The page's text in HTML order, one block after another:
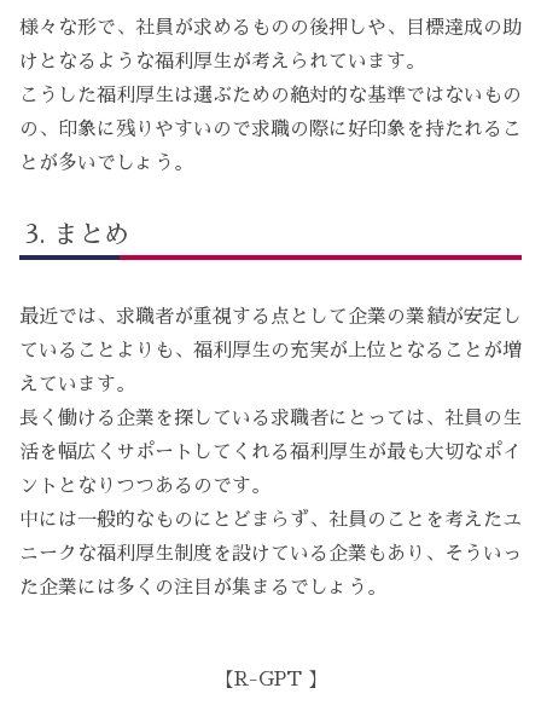
様々な形で、社員が求めるものの後押しや、目標達成の助
けとなるような福利厚生が考えられています。
こうした福利厚生は選ぶための絶対的な基準ではないもの
の、印象に残りやすいので求職の際に好印象を持たれるこ
とが多いでしょう。
まとめ
最近では、求職者が重視する点として企業の業績が安定し
ていることよりも、福利厚生の充実が上位となることが増
えています。
長く働ける企業を探している求職者にとっては、社員の生
活を幅広くサポートしてくれる福利厚生が最も大切なポイ
ントとなりつつあるのです。
中には一般的なものにとどまらず、社員のことを考えたユ
ニークな福利厚生制度を設けている企業もあり、そういっ
た企業には多くの注目が集まるでしょう。
【R-GPT 】